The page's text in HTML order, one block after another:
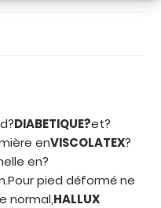
DIABETIQUE?et?
enVISCOLATEX?
en?
pied déformé ne
normal,HALLUX